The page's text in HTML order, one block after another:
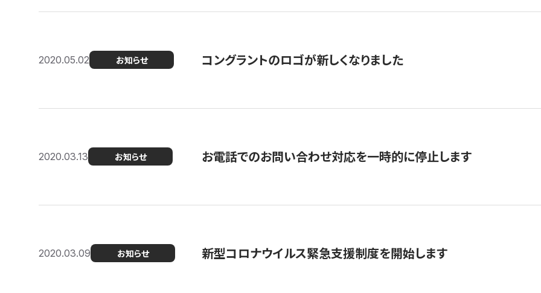
2020.05.02 お知らせ コングラントのロゴが新しくなりました
2020.03.13 お知らせ お電話でのお問い合わせ対応を一時的に停止します
2020.03.09 お知らせ 新型コロナウイルス緊急支援制度を開始します